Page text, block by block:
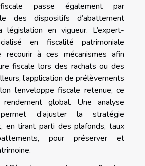
fiscale passe également par
des dispositifs d’abattement
législation en vigueur. L’expert-
en fiscalité patrimoniale
recourir à ces mécanismes afin
fiscale lors des rachats ou des
l’application de prélèvements
l’enveloppe fiscale retenue, ce
global. Une analyse
permet d’ajuster la stratégie
en tirant parti des plafonds, taux
pour préserver et